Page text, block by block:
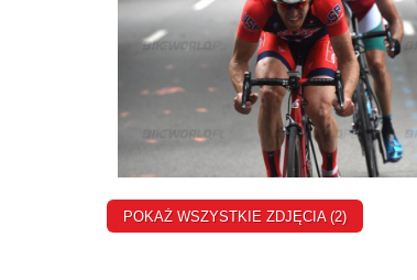
POKAŻ WSZYSTKIE ZDJĘCIA (2)